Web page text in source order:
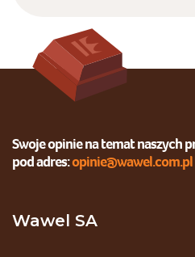
Swoje opinie na temat naszych
pod adres:opinie@wawel.com.pl
Wawel SA